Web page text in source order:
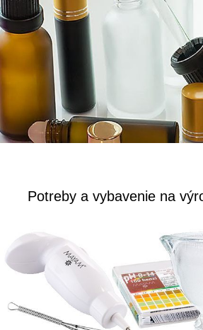
Potreby a vybavenie na